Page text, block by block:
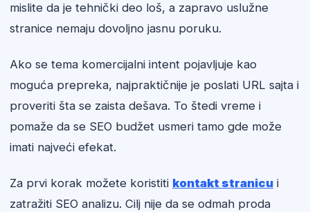
mislite da je tehnički deo loš, a zapravo uslužne
stranice nemaju dovoljno jasnu poruku.
Ako se tema komercijalni intent pojavljuje kao
moguća prepreka, najpraktičnije je poslati URL sajta i
proveriti šta se zaista dešava. To štedi vreme i
pomaže da se SEO budžet usmeri tamo gde može
imati najveći efekat.
Za prvi korak možete koristiti kontakt stranicu i
zatražiti SEO analizu. Cilj nije da se odmah proda